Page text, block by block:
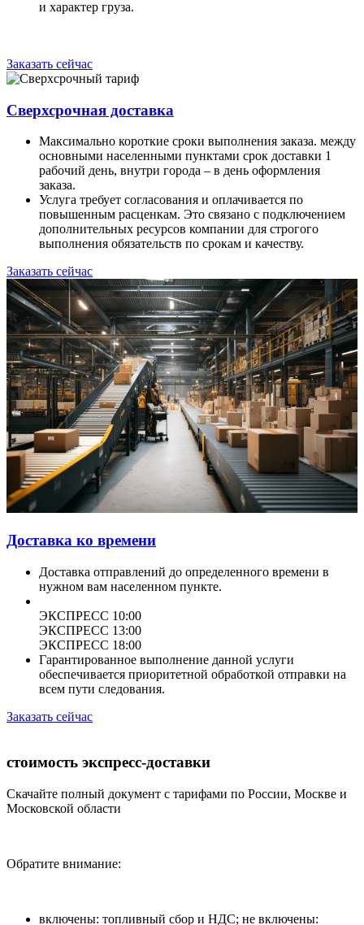
и характер груза.
Заказать сейчас
Сверхсрочная доставка
Максимально короткие сроки выполнения заказа. между
основными населенными пунктами срок доставки 1
рабочий день, внутри города – в день оформления
заказа.
Услуга требует согласования и оплачивается по
повышенным расценкам. Это связано с подключением
дополнительных ресурсов компании для строгого
выполнения обязательств по срокам и качеству.
Заказать сейчас
Доставка ко времени
Доставка отправлений до определенного времени в
нужном вам населенном пункте.
ЭКСПРЕСС 10:00
ЭКСПРЕСС 13:00
ЭКСПРЕСС 18:00
Гарантированное выполнение данной услуги
обеспечивается приоритетной обработкой отправки на
всем пути следования.
Заказать сейчас
стоимость экспресс-доставки
Скачайте полный документ с тарифами по России, Москве и
Московской области
Обратите внимание:
включены: топливный сбор и НДС; не включены: